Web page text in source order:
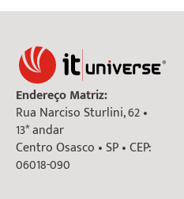
Endereço Matriz:
Rua Narciso Sturlini, 62 •
13* andar
Centro Osasco • SP • CEP:
06018-090